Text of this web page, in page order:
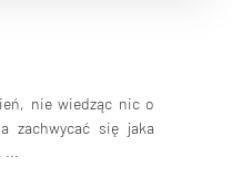
nie wiedząc nic o
zachwycać się jaka
...